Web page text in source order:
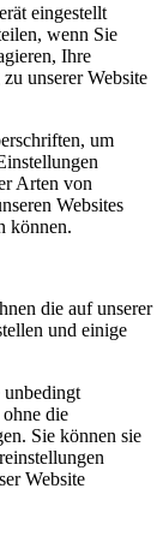
eingestellt
wenn Sie
Ihre
unserer Website
um
Arten von
Websites
können.
die auf unserer
und einige
unbedingt
die
Sie können sie
Website